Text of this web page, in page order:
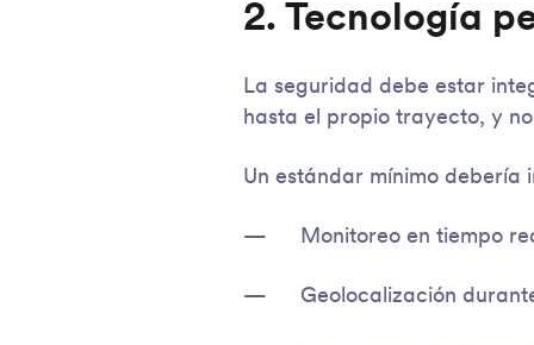
2. Tecnología
La seguridad debe estar
hasta el propio trayecto, y
Un estándar mínimo debería
Monitoreo en tiempo
Geolocalización